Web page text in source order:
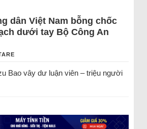
dân Việt Nam bỗng chốc
dưới tay Bộ Công An
Bao vây dư luận viên – triệu người